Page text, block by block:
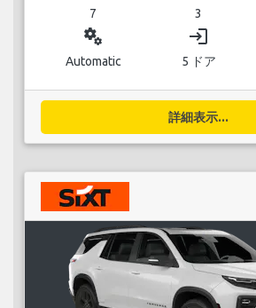
7 3
miscellaneous_services
Automatic
login
5 ドア
詳細表示...